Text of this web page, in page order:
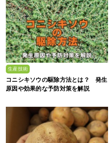
生産技術
コニシキソウの駆除方法とは？ 発生
原因や効果的な予防対策を解説